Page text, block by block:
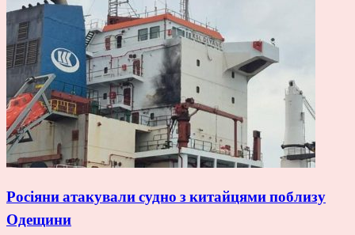
Росіяни атакували судно з китайцями поблизу
Одещини